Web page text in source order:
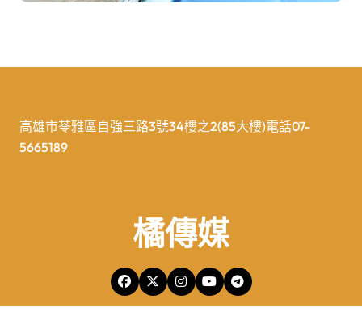
高雄市苓雅區自強三路3號34樓之2(85大樓)電話07-
5665189
橘傳媒